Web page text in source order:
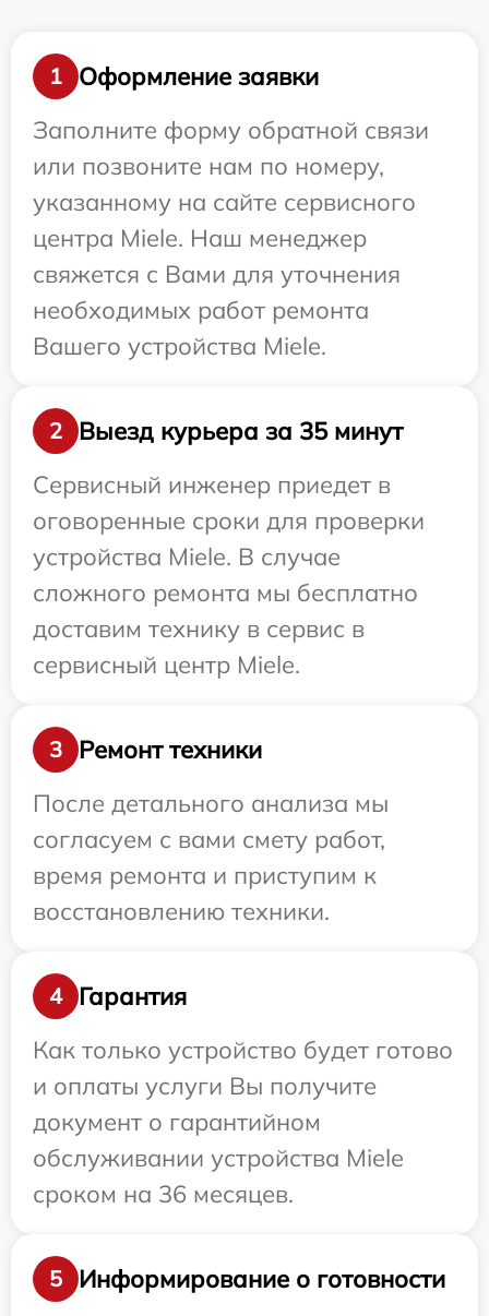
1
Оформление заявки
Заполните форму обратной связи
или позвоните нам по номеру,
указанному на сайте сервисного
центра Miele. Наш менеджер
свяжется с Вами для уточнения
необходимых работ ремонта
Вашего устройства Miele.
2
Выезд курьера за 35 минут
Сервисный инженер приедет в
оговоренные сроки для проверки
устройства Miele. В случае
сложного ремонта мы бесплатно
доставим технику в сервис в
сервисный центр Miele.
3
Ремонт техники
После детального анализа мы
согласуем с вами смету работ,
время ремонта и приступим к
восстановлению техники.
4
Гарантия
Как только устройство будет готово
и оплаты услуги Вы получите
документ о гарантийном
обслуживании устройства Miele
сроком на 36 месяцев.
5
Информирование о готовности